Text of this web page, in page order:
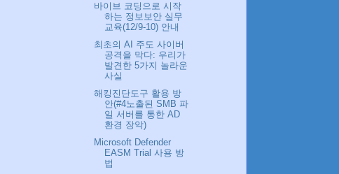
바이브 코딩으로 시작
하는 정보보안 실무
교육(12/9-10) 안내
최초의 AI 주도 사이버
공격을 막다: 우리가
발견한 5가지 놀라운
사실
해킹진단도구 활용 방
안(#4노출된 SMB 파
일 서버를 통한 AD
환경 장악)
Microsoft Defender
EASM Trial 사용 방
법